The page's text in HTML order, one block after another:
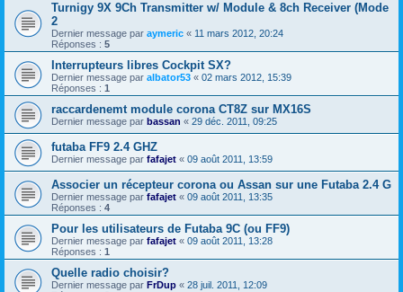
Turnigy 9X 9Ch Transmitter w/ Module & 8ch Receiver (Mode
2
Dernier message par aymeric « 11 mars 2012, 20:24
Réponses : 5
Interrupteurs libres Cockpit SX?
Dernier message par albator53 « 02 mars 2012, 15:39
Réponses : 1
raccardenemt module corona CT8Z sur MX16S
Dernier message par bassan « 29 déc. 2011, 09:25
futaba FF9 2.4 GHZ
Dernier message par fafajet « 09 août 2011, 13:59
Associer un récepteur corona ou Assan sur une Futaba 2.4 G
Dernier message par fafajet « 09 août 2011, 13:35
Réponses : 4
Pour les utilisateurs de Futaba 9C (ou FF9)
Dernier message par fafajet « 09 août 2011, 13:28
Réponses : 1
Quelle radio choisir?
Dernier message par FrDup « 28 juil. 2011, 12:09